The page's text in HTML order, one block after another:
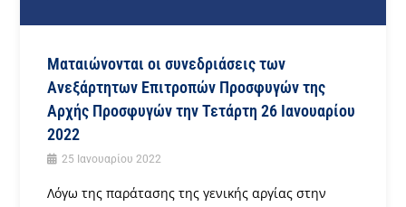
Ματαιώνονται οι συνεδριάσεις των
Ανεξάρτητων Επιτροπών Προσφυγών της
Αρχής Προσφυγών την Τετάρτη 26 Ιανουαρίου
2022
25 Ιανουαρίου 2022
Λόγω της παράτασης της γενικής αργίας στην